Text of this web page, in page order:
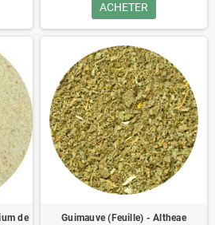
ACHETER
de Guimauve (Feuille) - Altheae